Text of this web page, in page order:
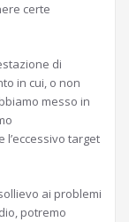
certe
di
in cui, o non
messo in
target
ai problemi
potremo